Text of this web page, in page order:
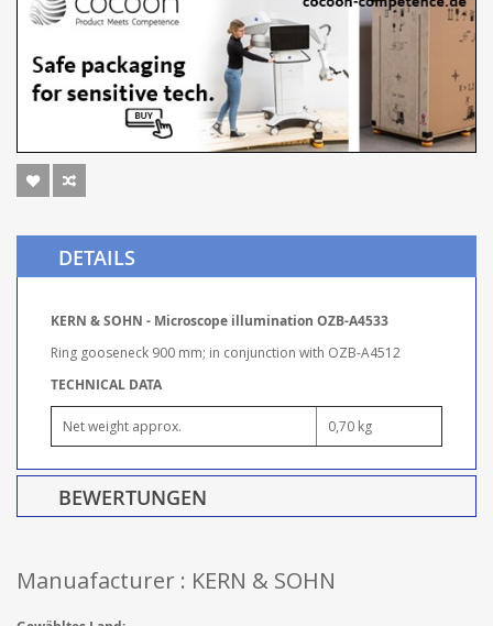
DETAILS
KERN & SOHN - Microscope illumination OZB-A4533
Ring gooseneck 900 mm; in conjunction with OZB-A4512
TECHNICAL DATA
Net weight approx. 0,70 kg
BEWERTUNGEN
Manuafacturer : KERN & SOHN